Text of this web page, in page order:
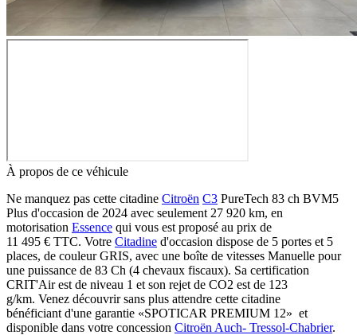
À propos de ce véhicule
Ne manquez pas cette citadine Citroën C3 PureTech 83 ch BVM5
Plus d'occasion de 2024 avec seulement 27 920 km, en
motorisation Essence qui vous est proposé au prix de
11 495 € TTC. Votre Citadine d'occasion dispose de 5 portes et 5
places, de couleur GRIS, avec une boîte de vitesses Manuelle pour
une puissance de 83 Ch (4 chevaux fiscaux). Sa certification
CRIT'Air est de niveau 1 et son rejet de CO2 est de 123
g/km. Venez découvrir sans plus attendre cette citadine
bénéficiant d'une garantie «SPOTICAR PREMIUM 12» et
disponible dans votre concession Citroën Auch- Tressol-Chabrier.